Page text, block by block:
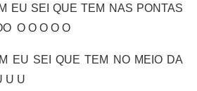
EU SEI QUE TEM NAS PONTAS
O O O O O
EU SEI QUE TEM NO MEIO DA
U U